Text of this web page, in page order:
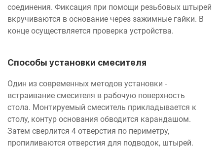
соединения. Фиксация при помощи резьбовых штырей
вкручиваются в основание через зажимные гайки. В
конце осуществляется проверка устройства.
Способы установки смесителя
Один из современных методов установки -
встраивание смесителя в рабочую поверхность
стола. Монтируемый смеситель прикладывается к
столу, контур основания обводится карандашом.
Затем сверлится 4 отверстия по периметру,
пропиливаются отверстия для подводок, штырей.